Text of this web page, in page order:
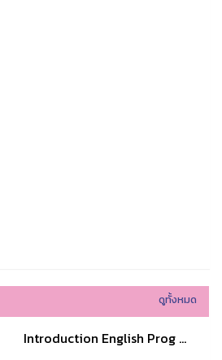
ดูทั้งหมด
Introduction English Prog ...